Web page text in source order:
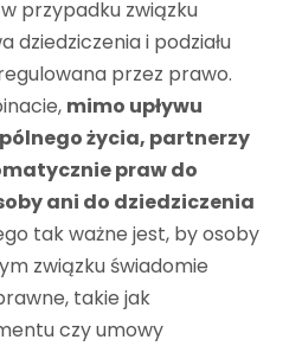
przypadku związku
dziedziczenia i podziału
przez prawo.
mimo upływu
życia, partnerzy
praw do
ani do dziedziczenia
tak ważne jest, by osoby
związku świadomie
takie jak
czy umowy